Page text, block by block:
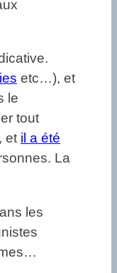
etc…), et
le
tout
et il a été
La
les